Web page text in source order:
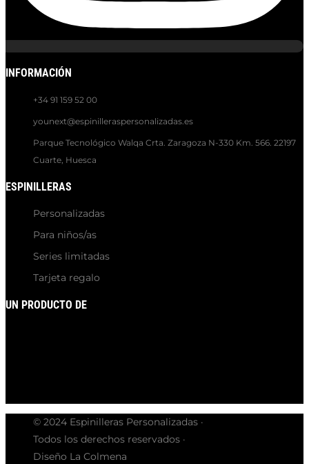
INFORMACIÓN
+34 91 159 52 00
younext@espinilleraspersonalizadas.es
Parque Tecnológico Walqa Crta. Zaragoza N-330 Km. 566. 22197
Cuarte, Huesca
ESPINILLERAS
Personalizadas
Para niños/as
Series limitadas
Tarjeta regalo
UN PRODUCTO DE
© 2024 Espinilleras Personalizadas ·
Todos los derechos reservados ·
Diseño La Colmena